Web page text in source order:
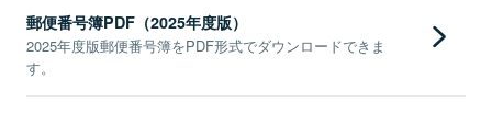
郵便番号簿PDF（2025年度版）
2025年度版郵便番号簿をPDF形式でダウンロードできま
す。